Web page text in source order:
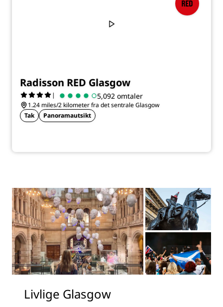
Radisson RED Glasgow
| 5,092 omtaler
1.24 miles/2 kilometer fra det sentrale Glasgow
Tak
Panoramautsikt
Livlige Glasgow